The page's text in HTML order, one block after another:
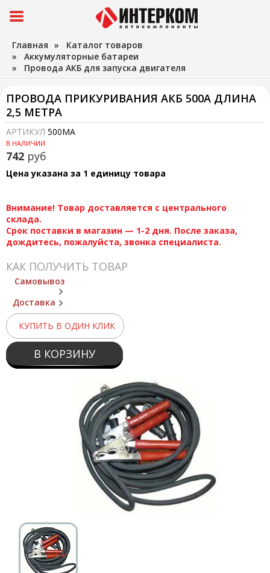
Главная » Каталог товаров
» Аккумуляторные батареи
» Провода АКБ для запуска двигателя
ПРОВОДА ПРИКУРИВАНИЯ АКБ 500А ДЛИНА
2,5 МЕТРА
АРТИКУЛ 500МА
В НАЛИЧИИ
742 руб
Цена указана за 1 единицу товара
Внимание! Товар доставляется с центрального
склада.
Срок поставки в магазин — 1-2 дня. После заказа,
дождитесь, пожалуйста, звонка специалиста.
КАК ПОЛУЧИТЬ ТОВАР
Самовывоз
Доставка
КУПИТЬ В ОДИН КЛИК
В КОРЗИНУ